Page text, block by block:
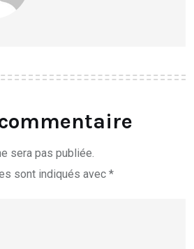
sera pas publiée.
sont indiqués avec *